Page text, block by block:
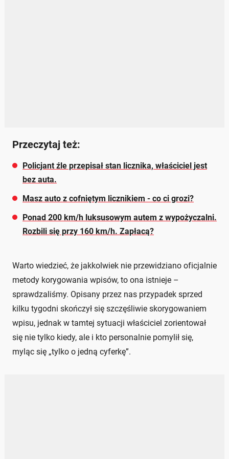
Przeczytaj też:
Policjant źle przepisał stan licznika, właściciel jest
bez auta.
Masz auto z cofniętym licznikiem - co ci grozi?
Ponad 200 km/h luksusowym autem z wypożyczalni.
Rozbili się przy 160 km/h. Zapłacą?
Warto wiedzieć, że jakkolwiek nie przewidziano oficjalnie
metody korygowania wpisów, to ona istnieje –
sprawdzaliśmy. Opisany przez nas przypadek sprzed
kilku tygodni skończył się szczęśliwie skorygowaniem
wpisu, jednak w tamtej sytuacji właściciel zorientował
się nie tylko kiedy, ale i kto personalnie pomylił się,
myląc się „tylko o jedną cyferkę”.